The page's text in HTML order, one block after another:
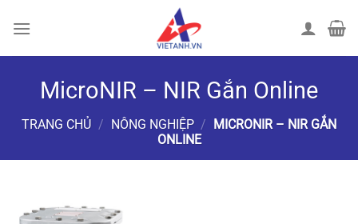
đến
MicroNIR – NIR Gắn Online
TRANG CHỦ / NÔNG NGHIỆP /
MICRONIR – NIR GẮN
ONLINE